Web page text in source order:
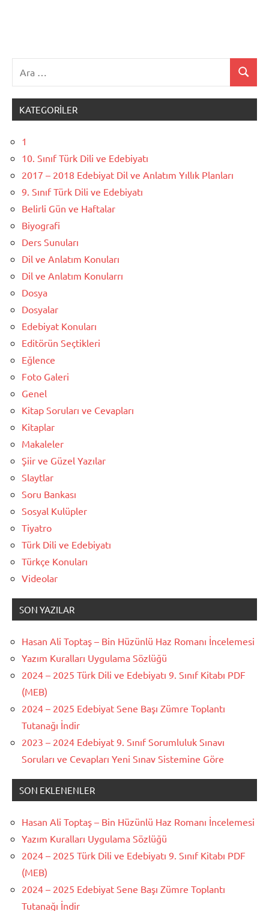
Ara
KATEGORILER
1
10. Sınıf Türk Dili ve Edebiyatı
2017 – 2018 Edebiyat Dil ve Anlatım Yıllık Planları
9. Sınıf Türk Dili ve Edebiyatı
Belirli Gün ve Haftalar
Biyografi
Ders Sunuları
Dil ve Anlatım Konuları
Dil ve Anlatım Konularrı
Dosya
Dosyalar
Edebiyat Konuları
Editörün Seçtikleri
Eğlence
Foto Galeri
Genel
Kitap Soruları ve Cevapları
Kitaplar
Makaleler
Şiir ve Güzel Yazılar
Slaytlar
Soru Bankası
Sosyal Kulüpler
Tiyatro
Türk Dili ve Edebiyatı
Türkçe Konuları
Videolar
SON YAZILAR
Hasan Ali Toptaş – Bin Hüzünlü Haz Romanı İncelemesi
Yazım Kuralları Uygulama Sözlüğü
2024 – 2025 Türk Dili ve Edebiyatı 9. Sınıf Kitabı PDF
(MEB)
2024 – 2025 Edebiyat Sene Başı Zümre Toplantı
Tutanağı İndir
2023 – 2024 Edebiyat 9. Sınıf Sorumluluk Sınavı
Soruları ve Cevapları Yeni Sınav Sistemine Göre
SON EKLENENLER
Hasan Ali Toptaş – Bin Hüzünlü Haz Romanı İncelemesi
Yazım Kuralları Uygulama Sözlüğü
2024 – 2025 Türk Dili ve Edebiyatı 9. Sınıf Kitabı PDF
(MEB)
2024 – 2025 Edebiyat Sene Başı Zümre Toplantı
Tutanağı İndir